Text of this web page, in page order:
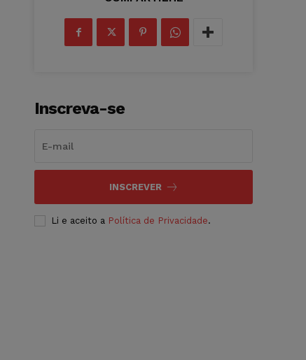
Inscreva-se
INSCREVER
Li e aceito a Política de Privacidade.